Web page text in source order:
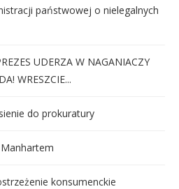
państwowej o nielegalnych
UDERZA W NAGANIACZY
WRESZCIE...
do prokuratury
konsumenckie